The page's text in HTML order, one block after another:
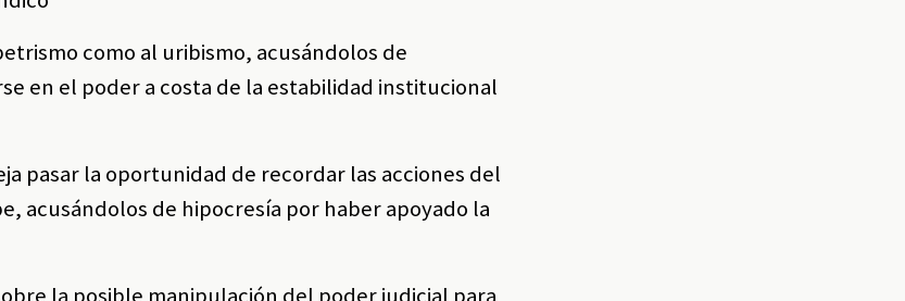
como al uribismo, acusándolos de
en el poder a costa de la estabilidad institucional
pasar la oportunidad de recordar las acciones del
acusándolos de hipocresía por haber apoyado la